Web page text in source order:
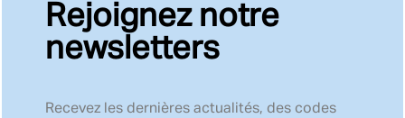
Rejoignez notre
newsletters
Recevez les dernières actualités, des codes